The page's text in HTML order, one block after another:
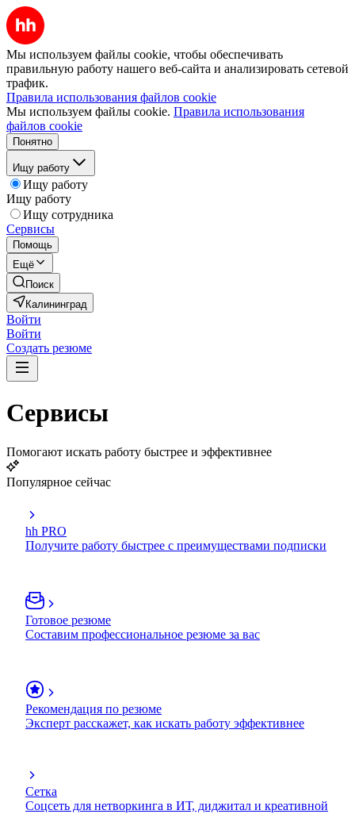
Мы используем файлы cookie, чтобы обеспечивать
правильную работу нашего веб-сайта и анализировать сетевой
трафик.
Правила использования файлов cookie
Мы используем файлы cookie. Правила использования
файлов cookie
Понятно
Ищу работу
Ищу работу
Ищу работу
Ищу сотрудника
Сервисы
Помощь
Ещё
Поиск
Калининград
Войти
Войти
Создать резюме
Сервисы
Помогают искать работу быстрее и эффективнее
Популярное сейчас
hh PRO
Получите работу быстрее с преимуществами подписки
Готовое резюме
Составим профессиональное резюме за вас
Рекомендация по резюме
Эксперт расскажет, как искать работу эффективнее
Сетка
Соцсеть для нетворкинга в ИТ, диджитал и креативной